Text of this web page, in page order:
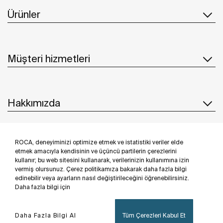
ROCA, deneyiminizi optimize etmek ve istatistiki veriler elde
etmek amacıyla kendisinin ve üçüncü partilerin çerezlerini
kullanır; bu web sitesini kullanarak, verilerinizin kullanımına izin
vermiş olursunuz. Çerez politikamıza bakarak daha fazla bilgi
edinebilir veya ayarların nasıl değiştirileceğini öğrenebilirsiniz.
Daha fazla bilgi için
Daha Fazla Bilgi Al Tüm Çerezleri Kabul Et
Ürünler
Müşteri hizmetleri
Hakkımızda
İlham & Fikirler
Bizi takip edin